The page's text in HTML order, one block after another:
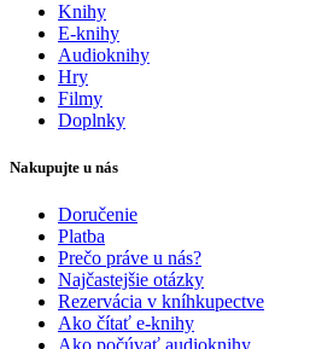
Knihy
E-knihy
Audioknihy
Hry
Filmy
Doplnky
Nakupujte u nás
Doručenie
Platba
Prečo práve u nás?
Najčastejšie otázky
Rezervácia v kníhkupectve
Ako čítať e-knihy